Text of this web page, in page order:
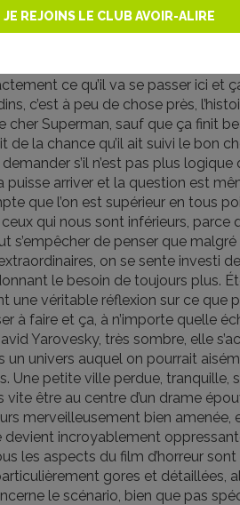
JE REJOINS LE CLUB AVOIR-ALIRE
pouvoirs presque divins
ce qu’il va se passer ici et
c’est à peu de chose près,
cher Superman, sauf que ça finit
de la chance qu’il ait suivi le bon
s’il n’est pas plus logique
puisse arriver et la question est
que l’on est supérieur en tous
qui nous sont inférieurs, parce
s’empêcher de penser que
on se sente investi
le besoin de toujours plus.
une véritable réflexion sur ce que
à faire et ça, à n’importe quelle
Yarovesky, très sombre, elle
univers auquel on pourrait
Une petite ville perdue, tranquille,
être au centre d’un drame
merveilleusement bien amenée,
incroyablement
les aspects du film d’horreur sont
gores et détaillées,
le scénario, bien que pas